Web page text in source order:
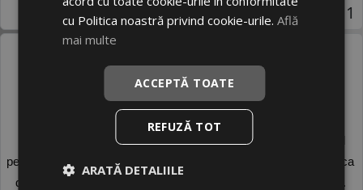
Pagina 1
orice transport
pentru vehiculele comerciale si utilitare, oferind o combinatie unica
de performanta, durabilitate si siguranta pe drumurile de astazi.
cu Politica noastră privind cookie-urile.Află
mai multe
ACCEPTĂ TOATE
REFUZĂ TOT
ARATĂ DETALIILE